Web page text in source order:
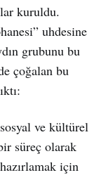
kuruldu.
uhdesine
grubunu bu
çoğalan bu
ve kültürel
süreç olarak
için